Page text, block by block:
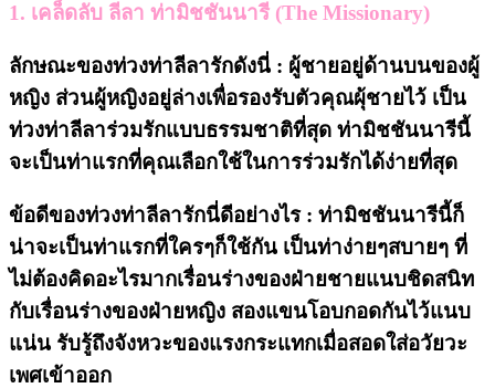
1. เคล็ดลับ ลีลา ท่ามิชชันนารี (The Missionary)
ลักษณะของท่วงท่าลีลารักดังนี่ : ผู้ชายอยู่ด้านบนของผู้
หญิง ส่วนผู้หญิงอยู่ล่างเพื่อรองรับตัวคุณผุ้ชายไว้ เป็น
ท่วงท่าลีลาร่วมรักแบบธรรมชาติที่สุด ท่ามิชชันนารีนี้
จะเป็นท่าแรกที่คุณเลือกใช้ในการร่วมรักได้ง่ายที่สุด
ข้อดีของท่วงท่าลีลารักนี่ดีอย่างไร : ท่ามิชชันนารีนี้ก็
น่าจะเป็นท่าแรกที่ใครๆก็ใช้กัน เป็นท่าง่ายๆสบายๆ ที่
ไม่ต้องคิดอะไรมากเรื่อนร่างของฝ่ายชายแนบชิดสนิท
กับเรื่อนร่างของฝ่ายหญิง สองแขนโอบกอดกันไว้แนบ
แน่น รับรู้ถึงจังหวะของแรงกระแทกเมื่อสอดใส่อวัยวะ
เพศเข้าออก